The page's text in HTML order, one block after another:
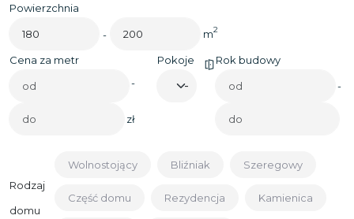
Powierzchnia
- m2
Cena za metr
-
zł
Pokoje Rok budowy
-
Rodzaj
domu
Wolnostojący Bliźniak Szeregowy
Część domu Rezydencja Kamienica